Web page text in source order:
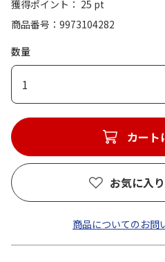
獲得ポイント： 25 pt
商品番号
9973104282
数量
1
カート
お気に入
商品についてのお問